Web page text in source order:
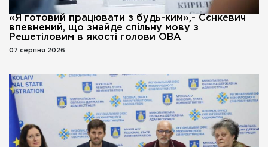
«Я готовий працювати з будь-ким»,- Сєнкевич
впевнений, що знайде спільну мову з
Решетіловим в якості голови ОВА
07 серпня 2026